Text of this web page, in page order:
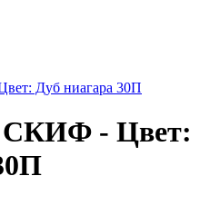
Дуб ниагара 30П
- Цвет: